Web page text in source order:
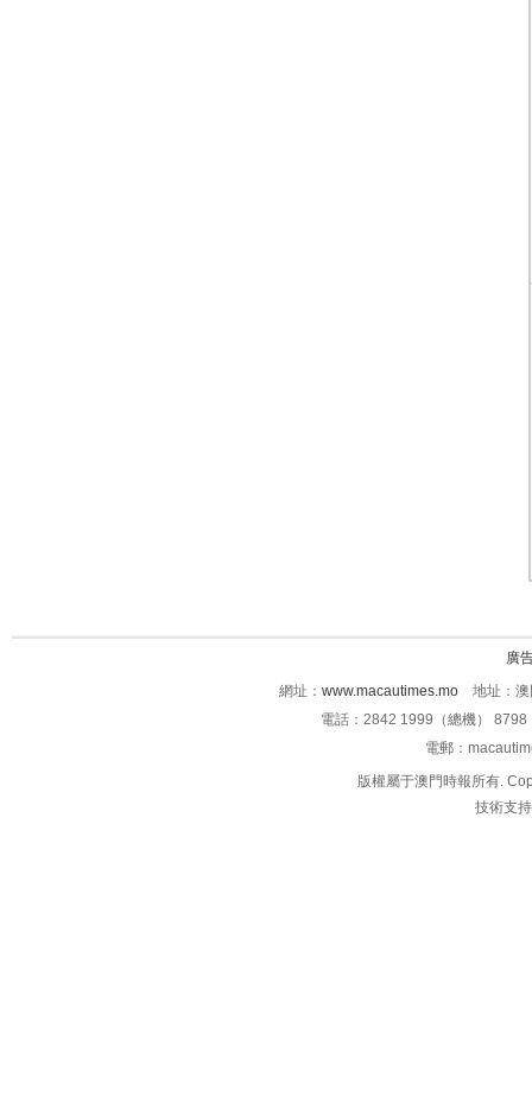
廣
網址： www.macautimes.mo 地址：澳
電話：2842 1999（總機）
電郵：
版權屬于澳門時報所有.
技術支